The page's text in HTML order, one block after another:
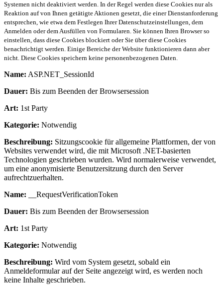
Systemen nicht deaktiviert werden. In der Regel werden diese Cookies nur als
Reaktion auf von Ihnen getätigte Aktionen gesetzt, die einer Dienstanforderung
entsprechen, wie etwa dem Festlegen Ihrer Datenschutzeinstellungen, dem
Anmelden oder dem Ausfüllen von Formularen. Sie können Ihren Browser so
einstellen, dass diese Cookies blockiert oder Sie über diese Cookies
benachrichtigt werden. Einige Bereiche der Website funktionieren dann aber
nicht. Diese Cookies speichern keine personenbezogenen Daten.
Name: ASP.NET_SessionId
Dauer: Bis zum Beenden der Browsersession
Art: 1st Party
Kategorie: Notwendig
Beschreibung: Sitzungscookie für allgemeine Plattformen, der von
Websites verwendet wird, die mit Microsoft .NET-basierten
Technologien geschrieben wurden. Wird normalerweise verwendet,
um eine anonymisierte Benutzersitzung durch den Server
aufrechtzuerhalten.
Name: __RequestVerificationToken
Dauer: Bis zum Beenden der Browsersession
Art: 1st Party
Kategorie: Notwendig
Beschreibung: Wird vom System gesetzt, sobald ein
Anmeldeformular auf der Seite angezeigt wird, es werden noch
keine Inhalte geschrieben.